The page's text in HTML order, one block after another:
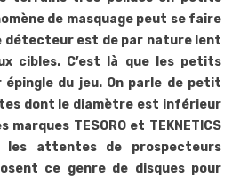
de masquage peut se faire
détecteur est de par nature lent
cibles. C’est là que les petits
du jeu. On parle de petit
dont le diamètre est inférieur
marques TESORO et TEKNETICS
les attentes de prospecteurs
ce genre de disques pour